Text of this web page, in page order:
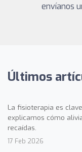
envíanos
Últimos
La fisioterapia es
explicamos cómo
recaídas.
17 Feb 2026